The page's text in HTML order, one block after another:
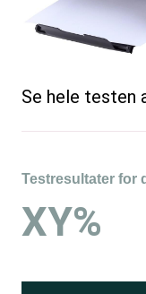
Se hele testen
Testresultater for
XY%